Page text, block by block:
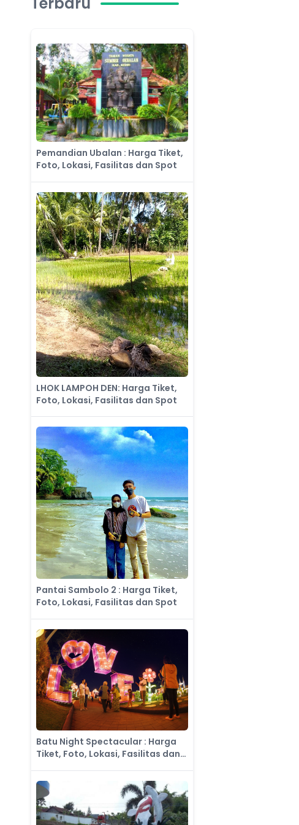
​Pemandian Ubalan : Harga Tiket,
Foto, Lokasi, Fasilitas dan Spot
LHOK LAMPOH DEN: Harga Tiket,
Foto, Lokasi, Fasilitas dan Spot
Pantai Sambolo 2 : Harga Tiket,
Foto, Lokasi, Fasilitas dan Spot
Batu Night Spectacular : Harga
Tiket, Foto, Lokasi, Fasilitas dan